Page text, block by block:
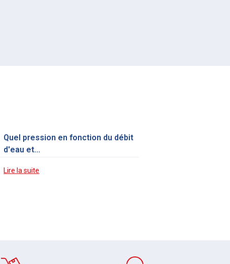
Quel pression en fonction du débit
d'eau et...
Lire la suite